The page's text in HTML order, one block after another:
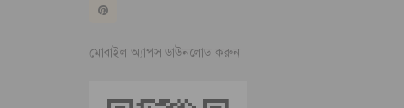
মোবাইল অ্যাপস ডাউনলোড করুন